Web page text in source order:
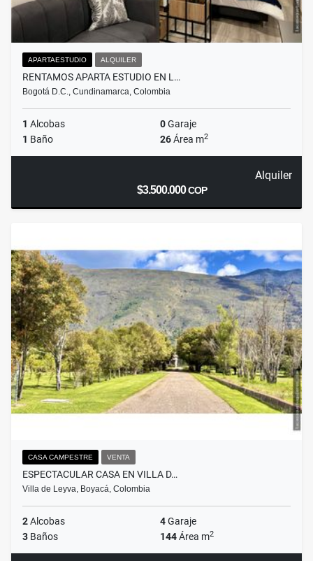
APARTAESTUDIO ALQUILER
RENTAMOS APARTA ESTUDIO EN L…
Bogotá D.C., Cundinamarca, Colombia
1 Alcobas 0Garaje
1 Baño 26Área m2
Alquiler
$3.500.000COP
CASA CAMPESTRE VENTA
ESPECTACULAR CASA EN VILLA D…
Villa de Leyva, Boyacá, Colombia
2Alcobas 4Garaje
3 Baños 144Área m2